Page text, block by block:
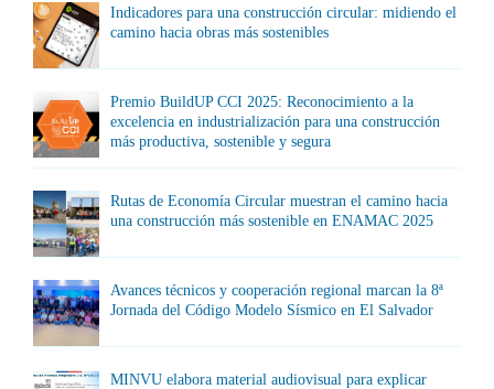
Indicadores para una construcción circular: midiendo el
camino hacia obras más sostenibles
Premio BuildUP CCI 2025: Reconocimiento a la
excelencia en industrialización para una construcción
más productiva, sostenible y segura
Rutas de Economía Circular muestran el camino hacia
una construcción más sostenible en ENAMAC 2025
Avances técnicos y cooperación regional marcan la 8ª
Jornada del Código Modelo Sísmico en El Salvador
MINVU elabora material audiovisual para explicar